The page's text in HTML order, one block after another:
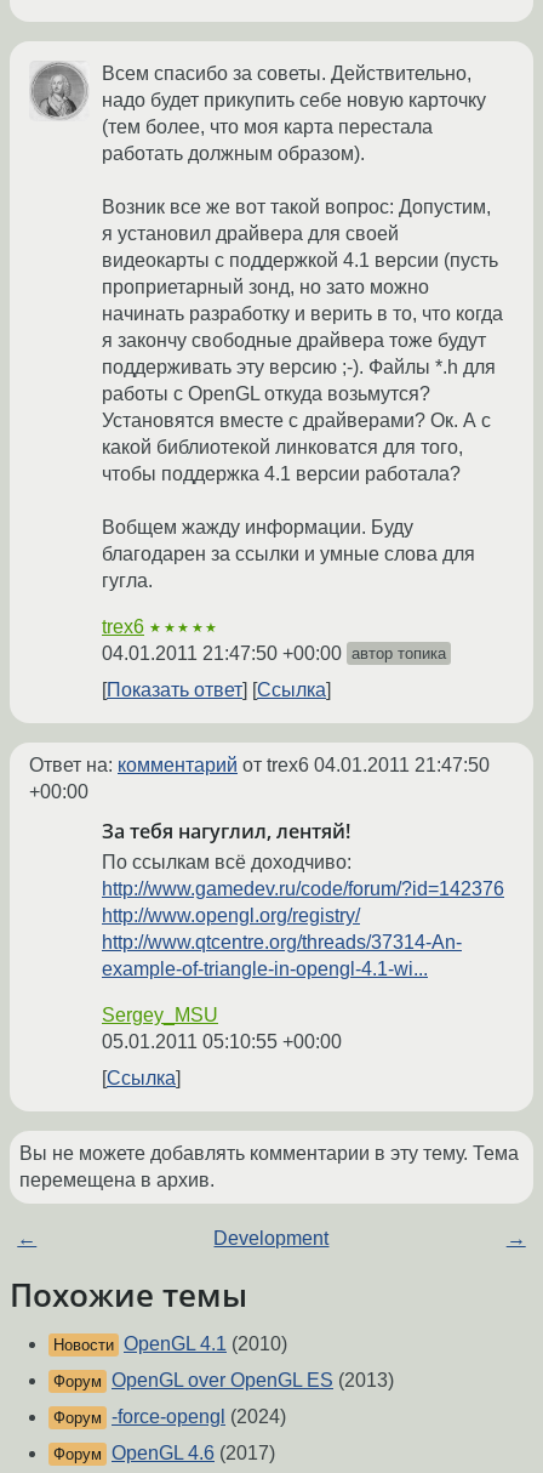
Всем спасибо за советы. Действительно,
надо будет прикупить себе новую карточку
(тем более, что моя карта перестала
работать должным образом).
Возник все же вот такой вопрос: Допустим,
я установил драйвера для своей
видеокарты с поддержкой 4.1 версии (пусть
проприетарный зонд, но зато можно
начинать разработку и верить в то, что когда
я закончу свободные драйвера тоже будут
поддерживать эту версию ;-). Файлы *.h для
работы с OpenGL откуда возьмутся?
Установятся вместе с драйверами? Ок. А с
какой библиотекой линковатся для того,
чтобы поддержка 4.1 версии работала?
Вобщем жажду информации. Буду
благодарен за ссылки и умные слова для
гугла.
trex6 ★★★★★
04.01.2011 21:47:50 +00:00 автор топика
Показать ответ Ссылка
Ответ на: комментарий от trex6 04.01.2011 21:47:50
+00:00
За тебя нагуглил, лентяй!
По ссылкам всё доходчиво:
http://www.gamedev.ru/code/forum/?id=142376
http://www.opengl.org/registry/
http://www.qtcentre.org/threads/37314-An-
example-of-triangle-in-opengl-4.1-wi...
Sergey_MSU
05.01.2011 05:10:55 +00:00
Ссылка
Вы не можете добавлять комментарии в эту тему. Тема
перемещена в архив.
← Development →
Похожие темы
Новости OpenGL 4.1 (2010)
Форум OpenGL over OpenGL ES (2013)
Форум -force-opengl (2024)
Форум OpenGL 4.6 (2017)